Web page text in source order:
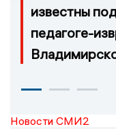
известны
педагоге-
Новости СМИ2